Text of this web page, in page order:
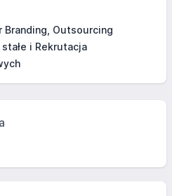
Branding, Outsourcing
i Rekrutacja